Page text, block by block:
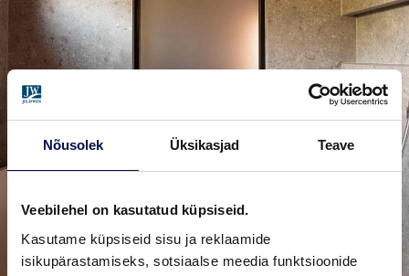
Nõusolek Üksikasjad Teave
Veebilehel on kasutatud küpsiseid.
Kasutame küpsiseid sisu ja reklaamide
isikupärastamiseks, sotsiaalse meedia funktsioonide